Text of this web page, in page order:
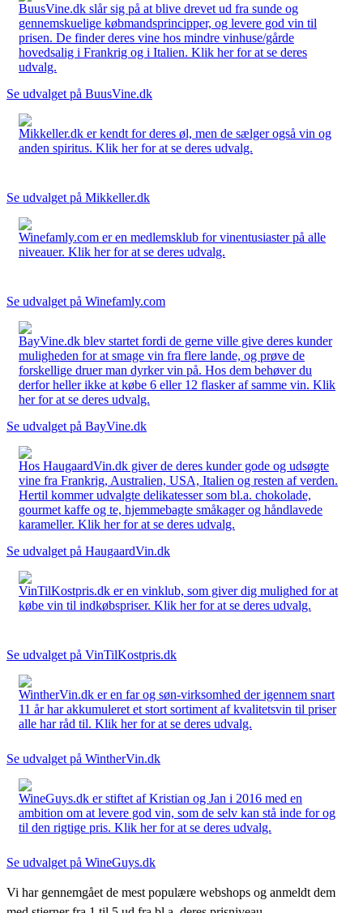
BuusVine.dk slår sig på at blive drevet ud fra sunde og
gennemskuelige købmandsprincipper, og levere god vin til
prisen. De finder deres vine hos mindre vinhuse/gårde
hovedsalig i Frankrig og i Italien. Klik her for at se deres
udvalg.
Se udvalget på BuusVine.dk
Mikkeller.dk er kendt for deres øl, men de sælger også vin og
anden spiritus. Klik her for at se deres udvalg.
Se udvalget på Mikkeller.dk
Winefamly.com er en medlemsklub for vinentusiaster på alle
niveauer. Klik her for at se deres udvalg.
Se udvalget på Winefamly.com
BayVine.dk blev startet fordi de gerne ville give deres kunder
muligheden for at smage vin fra flere lande, og prøve de
forskellige druer man dyrker vin på. Hos dem behøver du
derfor heller ikke at købe 6 eller 12 flasker af samme vin. Klik
her for at se deres udvalg.
Se udvalget på BayVine.dk
Hos HaugaardVin.dk giver de deres kunder gode og udsøgte
vine fra Frankrig, Australien, USA, Italien og resten af verden.
Hertil kommer udvalgte delikatesser som bl.a. chokolade,
gourmet kaffe og te, hjemmebagte småkager og håndlavede
karameller. Klik her for at se deres udvalg.
Se udvalget på HaugaardVin.dk
VinTilKostpris.dk er en vinklub, som giver dig mulighed for at
købe vin til indkøbspriser. Klik her for at se deres udvalg.
Se udvalget på VinTilKostpris.dk
WintherVin.dk er en far og søn-virksomhed der igennem snart
11 år har akkumuleret et stort sortiment af kvalitetsvin til priser
alle har råd til. Klik her for at se deres udvalg.
Se udvalget på WintherVin.dk
WineGuys.dk er stiftet af Kristian og Jan i 2016 med en
ambition om at levere god vin, som de selv kan stå inde for og
til den rigtige pris. Klik her for at se deres udvalg.
Se udvalget på WineGuys.dk
Vi har gennemgået de mest populære webshops og anmeldt dem